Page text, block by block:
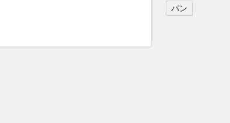
パン